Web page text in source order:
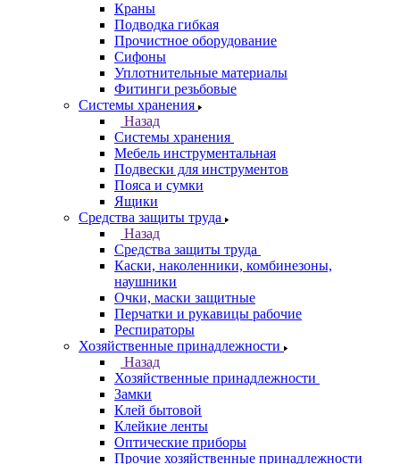
Краны
Подводка гибкая
Прочистное оборудование
Сифоны
Уплотнительные материалы
Фитинги резьбовые
Системы хранения
Назад
Системы хранения
Мебель инструментальная
Подвески для инструментов
Пояса и сумки
Ящики
Средства защиты труда
Назад
Средства защиты труда
Каски, наколенники, комбинезоны,
наушники
Очки, маски защитные
Перчатки и рукавицы рабочие
Респираторы
Хозяйственные принадлежности
Назад
Хозяйственные принадлежности
Замки
Клей бытовой
Клейкие ленты
Оптические приборы
Прочие хозяйственные принадлежности